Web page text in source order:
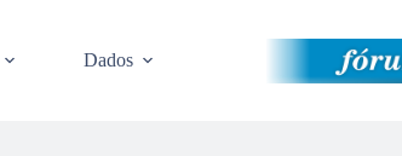
Dados